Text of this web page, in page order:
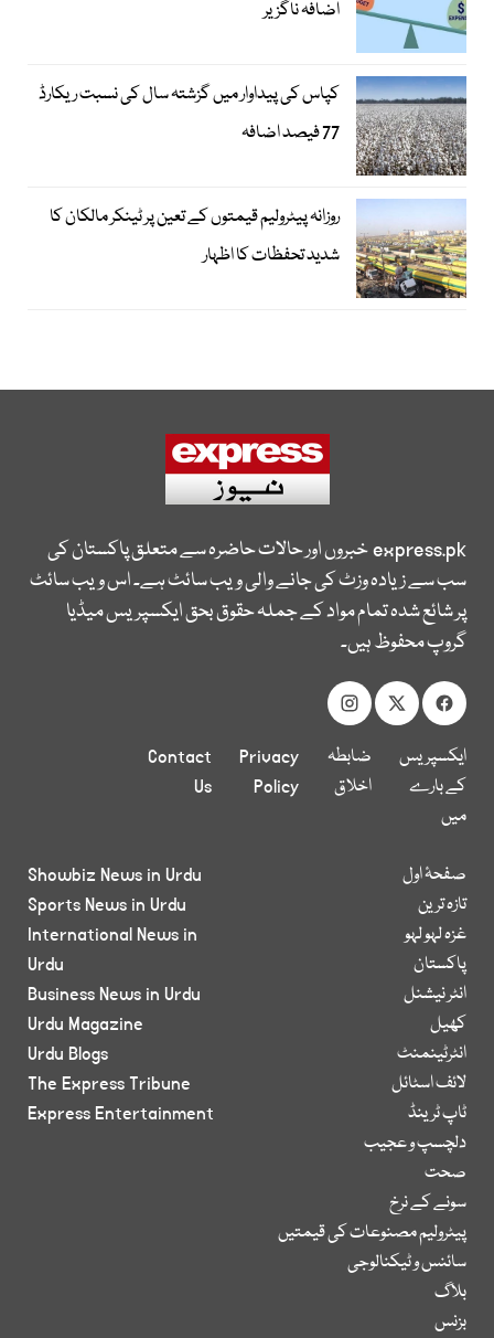
اضافہ ناگزیر
کپاس کی پیداوار میں گزشتہ سال کی نسبت ریکارڈ
77 فیصد اضافہ
روزانہ پیٹرولیم قیمتوں کے تعین پر ٹینکر مالکان کا
شدید تحفظات کا اظہار
express.pkخبروں اور حالات حاضرہ سے متعلق پاکستان کی
سب سے زیادہ وزٹ کی جانے والی ویب سائٹ ہے۔ اس ویب سائٹ
پر شائع شدہ تمام مواد کے جملہ حقوق بحق ایکسپریس میڈیا
گروپ محفوظ ہیں۔
ایکسپریس
کے بارے
میں
ضابطہ
اخلاق
Privacy
Policy
Contact
Us
صفحۂ اول
تازہ ترین
غزہ لہو لہو
پاکستان
انٹر نیشنل
کھیل
انٹرٹینمنٹ
لائف اسٹائل
ٹاپ ٹرینڈ
دلچسپ و عجیب
صحت
سونے کے نرخ
پیٹرولیم مصنوعات کی قیمتیں
سائنس و ٹیکنالوجی
بلاگ
بزنس
Showbiz News in Urdu
Sports News in Urdu
International News in
Urdu
Business News in Urdu
Urdu Magazine
Urdu Blogs
The Express Tribune
Express Entertainment